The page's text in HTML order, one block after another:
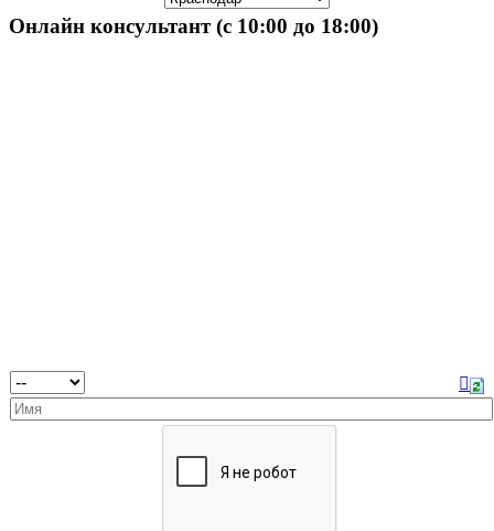
Онлайн консультант (с 10:00 до 18:00)